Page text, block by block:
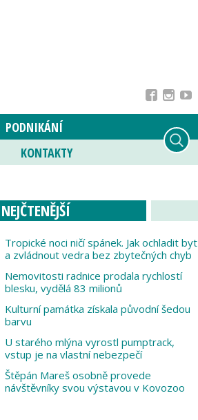
PODNIKÁNÍ
KONTAKTY
NEJČTENĚJŠÍ
Tropické noci ničí spánek. Jak ochladit byt
a zvládnout vedra bez zbytečných chyb
Nemovitosti radnice prodala rychlostí
blesku, vydělá 83 milionů
Kulturní památka získala původní šedou
barvu
U starého mlýna vyrostl pumptrack,
vstup je na vlastní nebezpečí
Štěpán Mareš osobně provede
návštěvníky svou výstavou v Kovozoo